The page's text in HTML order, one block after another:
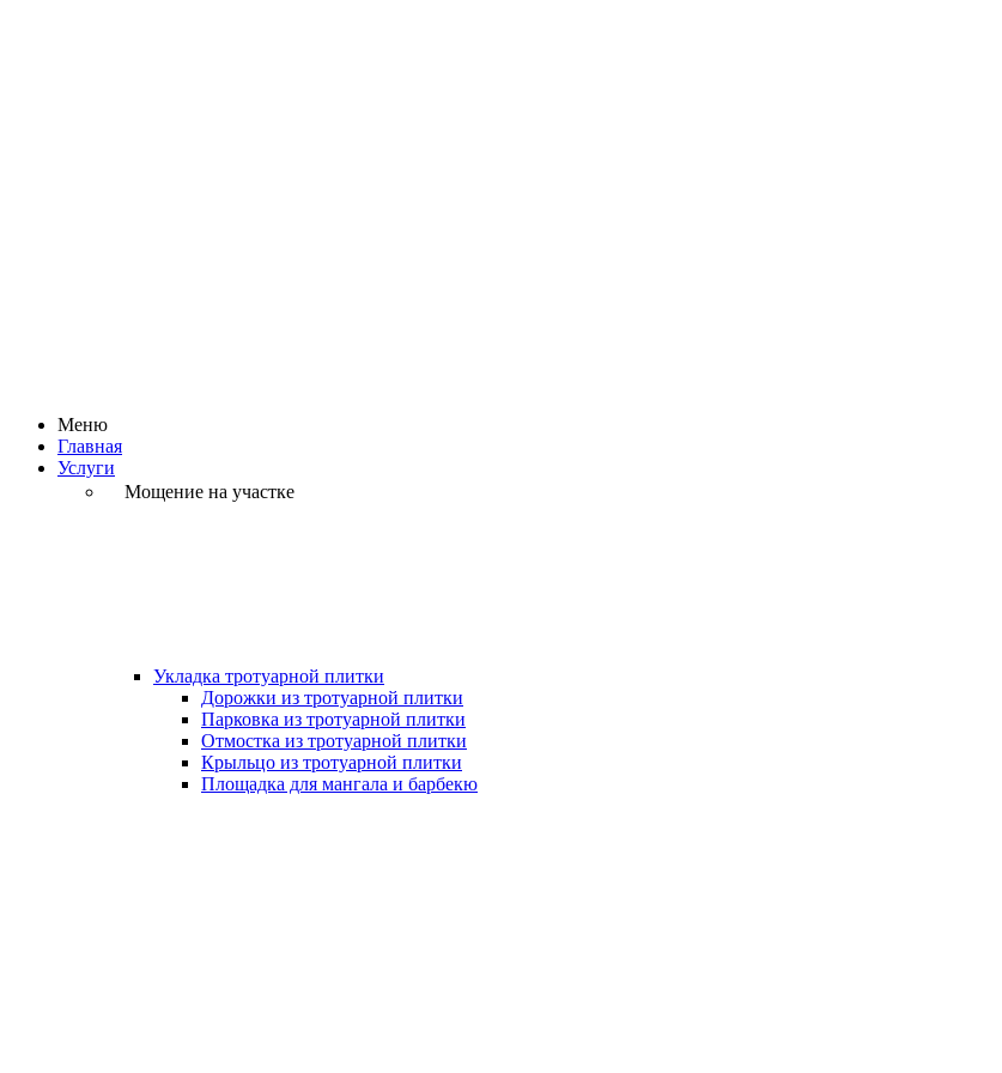
Меню
Главная
Услуги
Мощение на участке
Укладка тротуарной плитки
Дорожки из тротуарной плитки
Парковка из тротуарной плитки
Отмостка из тротуарной плитки
Крыльцо из тротуарной плитки
Площадка для мангала и барбекю